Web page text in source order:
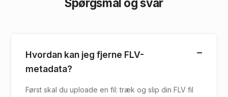
Hvordan kan jeg fjerne FLV-
metadata?
Først skal du uploade en fil: træk og slip din FLV fil